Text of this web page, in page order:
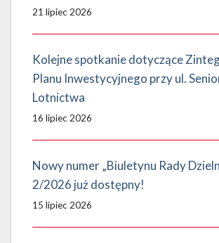
21 lipiec 2026
Kolejne spotkanie dotyczące
Planu Inwestycyjnego przy ul.
Lotnictwa
16 lipiec 2026
Nowy numer „Biuletynu Rady
2/2026 już dostępny!
15 lipiec 2026